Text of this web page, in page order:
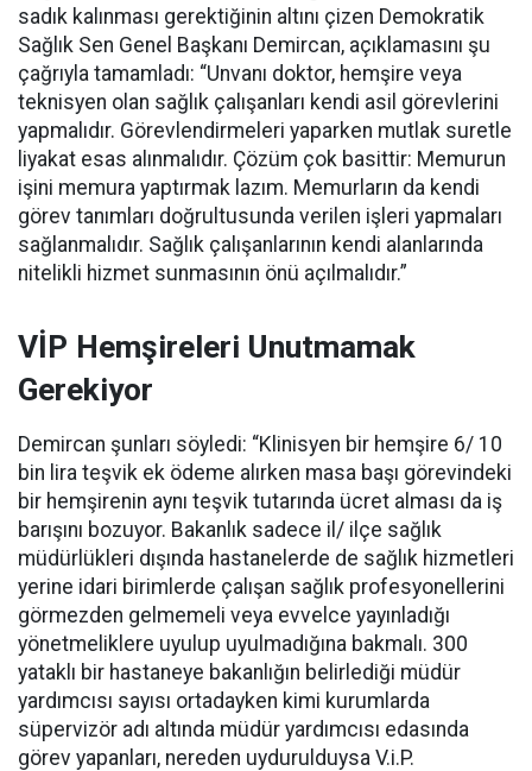
sadık kalınması gerektiğinin altını çizen Demokratik
Sağlık Sen Genel Başkanı Demircan, açıklamasını şu
çağrıyla tamamladı: “Unvanı doktor, hemşire veya
teknisyen olan sağlık çalışanları kendi asil görevlerini
yapmalıdır. Görevlendirmeleri yaparken mutlak suretle
liyakat esas alınmalıdır. Çözüm çok basittir: Memurun
işini memura yaptırmak lazım. Memurların da kendi
görev tanımları doğrultusunda verilen işleri yapmaları
sağlanmalıdır. Sağlık çalışanlarının kendi alanlarında
nitelikli hizmet sunmasının önü açılmalıdır.”
VİP Hemşireleri Unutmamak
Gerekiyor
Demircan şunları söyledi: “Klinisyen bir hemşire 6/ 10
bin lira teşvik ek ödeme alırken masa başı görevindeki
bir hemşirenin aynı teşvik tutarında ücret alması da iş
barışını bozuyor. Bakanlık sadece il/ ilçe sağlık
müdürlükleri dışında hastanelerde de sağlık hizmetleri
yerine idari birimlerde çalışan sağlık profesyonellerini
görmezden gelmemeli veya evvelce yayınladığı
yönetmeliklere uyulup uyulmadığına bakmalı. 300
yataklı bir hastaneye bakanlığın belirlediği müdür
yardımcısı sayısı ortadayken kimi kurumlarda
süpervizör adı altında müdür yardımcısı edasında
görev yapanları, nereden uydurulduysa V.i.P.